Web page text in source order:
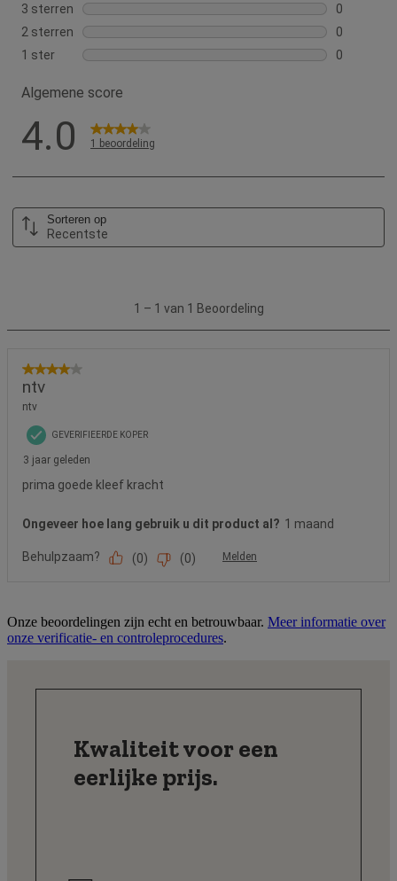
Onze beoordelingen zijn echt en betrouwbaar. Meer informatie over
onze verificatie- en controleprocedures.
Kwaliteit voor een
eerlijke prijs.